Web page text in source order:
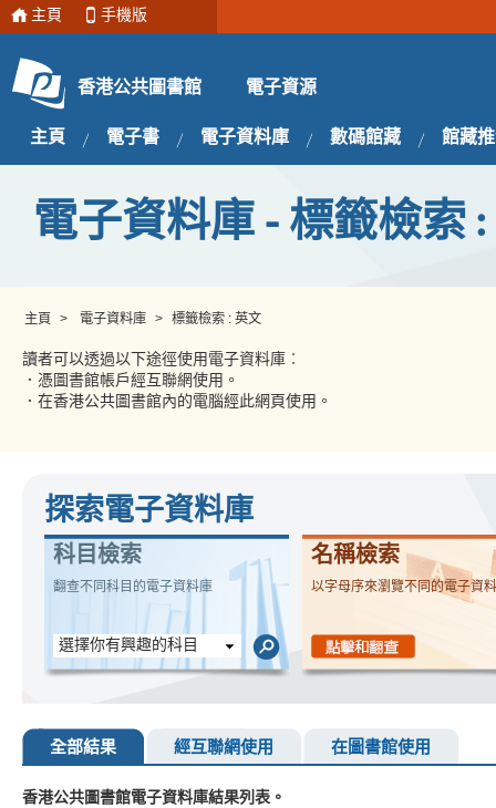
主頁 手機版
香港公共圖書館 電子資源
主頁 電子書 電子資料庫 數碼館藏 館藏
電子資料庫 - 標籤檢索 :
主頁 > 電子資料庫 > 標籤檢索 : 英文
讀者可以透過以下途徑使用電子資料庫︰
．憑圖書館帳戶經互聯網使用。
．在香港公共圖書館內的電腦經此網頁使用。
探索電子資料庫
科目檢索
翻查不同科目的電子資料庫
選擇你有興趣的科目
名稱檢索
以字母序來瀏覽不同的電子資
全部結果 經互聯網使用 在圖書館使用
香港公共圖書館電子資料庫結果列表。